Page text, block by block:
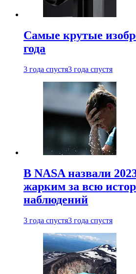
Самые крутые
года
3 года спустя3 года спустя
В NASA назвали
жарким за всю
наблюдений
3 года спустя3 года спустя